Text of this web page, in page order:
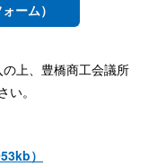
ーム）
上、豊橋商工会議所
。
）